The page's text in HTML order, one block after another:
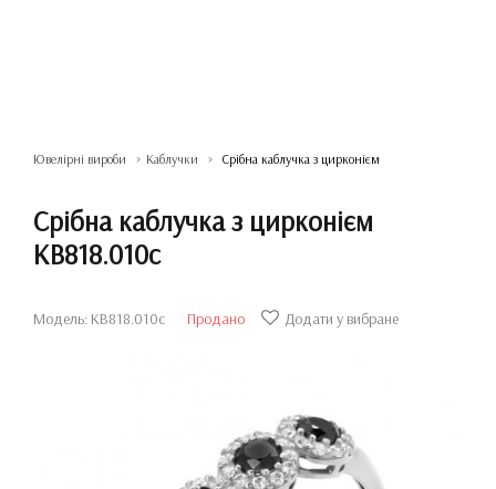
Ювелірні вироби Каблучки Срібна каблучка з цирконієм
Срібна каблучка з цирконієм
КВ818.010с
Модель: КВ818.010с Продано Додати у вибране